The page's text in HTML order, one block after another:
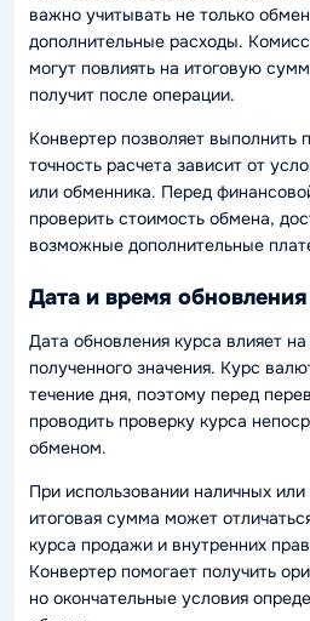
важно учитывать не только
дополнительные расходы.
могут повлиять на итоговую
получит после операции.
Конвертер позволяет выполнить
точность расчета зависит от
или обменника. Перед
проверить стоимость обмена,
возможные дополнительные
Дата и время
Дата обновления курса влияет на
полученного значения. Курс
течение дня, поэтому перед
проводить проверку курса
обменом.
При использовании наличных
итоговая сумма может
курса продажи и внутренних
Конвертер помогает получить
но окончательные условия